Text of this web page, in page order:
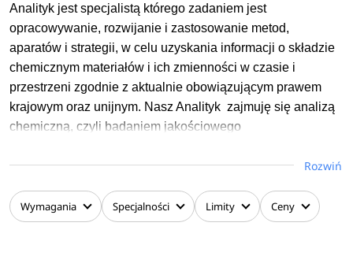
Analityk jest specjalistą którego zadaniem jest
opracowywanie, rozwijanie i zastosowanie metod,
aparatów i strategii, w celu uzyskania informacji o składzie
chemicznym materiałów i ich zmienności w czasie i
przestrzeni zgodnie z aktualnie obowiązującym prawem
krajowym oraz unijnym. Nasz Analityk zajmuję się analizą
chemiczną, czyli badaniem jakościowego
rozwiązania podstawowych zagadnień analitycznych. Zna
techniki stosowane w analizie chemicznej oraz potrafi je
Rozwiń
Wymagania Specjalności Limity Ceny